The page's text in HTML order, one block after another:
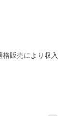
販売により収入